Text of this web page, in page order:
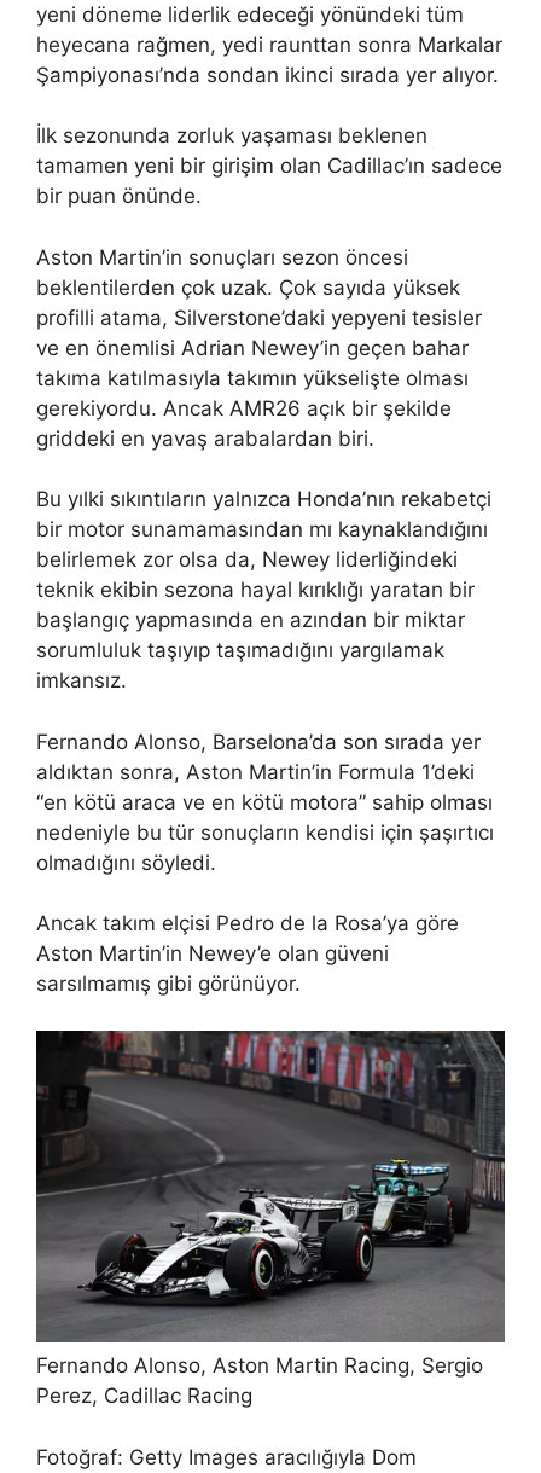
yeni döneme liderlik edeceği yönündeki tüm
heyecana rağmen, yedi raunttan sonra Markalar
Şampiyonası’nda sondan ikinci sırada yer alıyor.
İlk sezonunda zorluk yaşaması beklenen
tamamen yeni bir girişim olan Cadillac’ın sadece
bir puan önünde.
Aston Martin’in sonuçları sezon öncesi
beklentilerden çok uzak. Çok sayıda yüksek
profilli atama, Silverstone’daki yepyeni tesisler
ve en önemlisi Adrian Newey’in geçen bahar
takıma katılmasıyla takımın yükselişte olması
gerekiyordu. Ancak AMR26 açık bir şekilde
griddeki en yavaş arabalardan biri.
Bu yılki sıkıntıların yalnızca Honda’nın rekabetçi
bir motor sunamamasından mı kaynaklandığını
belirlemek zor olsa da, Newey liderliğindeki
teknik ekibin sezona hayal kırıklığı yaratan bir
başlangıç ​​yapmasında en azından bir miktar
sorumluluk taşıyıp taşımadığını yargılamak
imkansız.
Fernando Alonso, Barselona’da son sırada yer
aldıktan sonra, Aston Martin’in Formula 1’deki
“en kötü araca ve en kötü motora” sahip olması
nedeniyle bu tür sonuçların kendisi için şaşırtıcı
olmadığını söyledi.
Ancak takım elçisi Pedro de la Rosa’ya göre
Aston Martin’in Newey’e olan güveni
sarsılmamış gibi görünüyor.
Fernando Alonso, Aston Martin Racing, Sergio
Perez, Cadillac Racing
Fotoğraf: Getty Images aracılığıyla Dom